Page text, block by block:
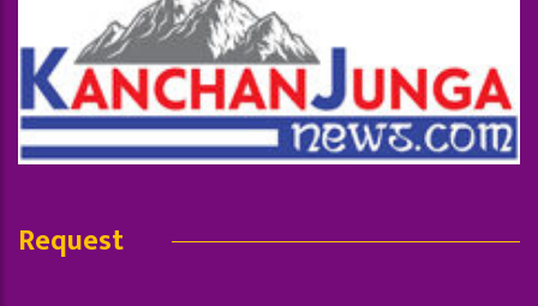
Request